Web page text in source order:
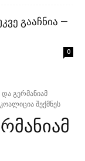
გააჩნია —
0